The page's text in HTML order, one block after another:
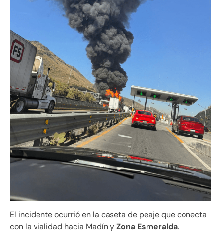
El incidente ocurrió en la caseta de peaje que conecta
con la vialidad hacia Madín yZona Esmeralda.